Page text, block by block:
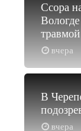
вчера
Ссора
травмой
вчера
В